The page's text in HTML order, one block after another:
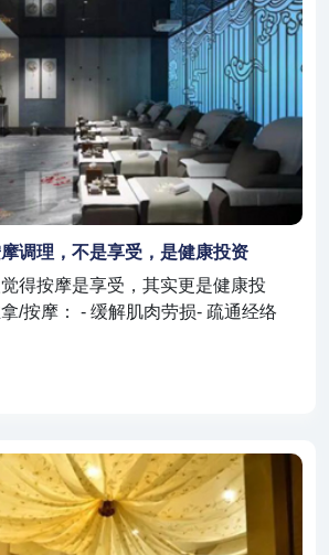
调理，不是享受，是健康投资
得按摩是享受，其实更是健康投
/按摩： - 缓解肌肉劳损- 疏通经络